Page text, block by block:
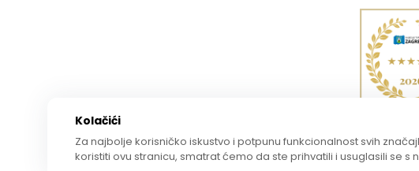
Kolačići
Za najbolje korisničko iskustvo i potpunu funkcionalnost svih
koristiti ovu stranicu, smatrat ćemo da ste prihvatili i usuglasili se s